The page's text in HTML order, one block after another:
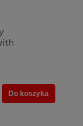
Do koszyka